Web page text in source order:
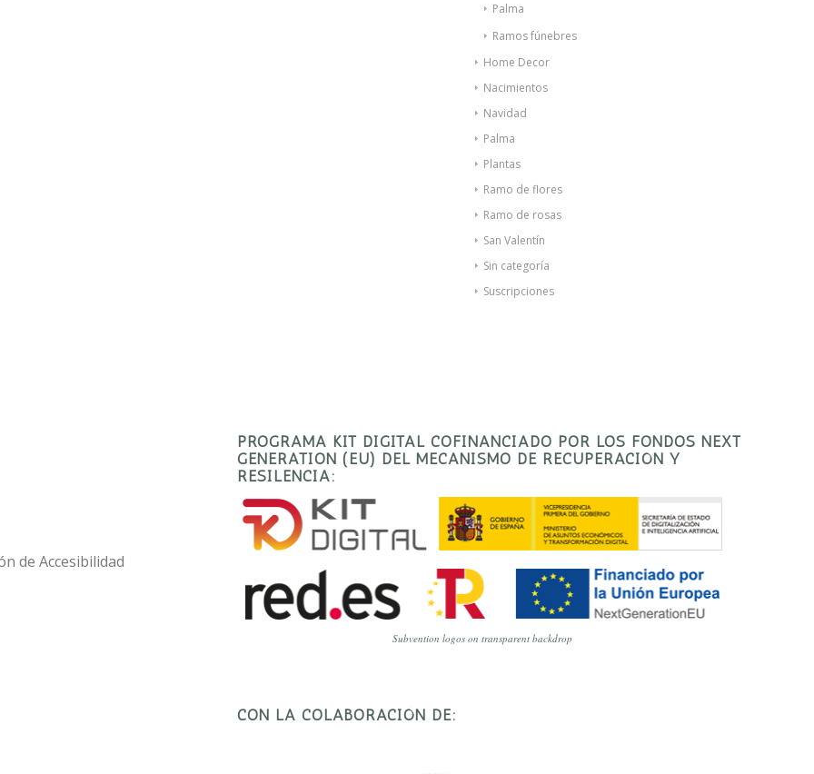
Palma
Ramos fúnebres
Home Decor
Nacimientos
Navidad
Palma
Plantas
Ramo de flores
Ramo de rosas
San Valentín
Sin categoría
Suscripciones
de Accesibilidad
PROGRAMA KIT DIGITAL COFINANCIADO POR LOS FONDOS NEXT
GENERATION (EU) DEL MECANISMO DE RECUPERACIÓN Y
RESILENCIA:
Subvention logos on transparent backdrop
CON LA COLABORACIÓN DE: